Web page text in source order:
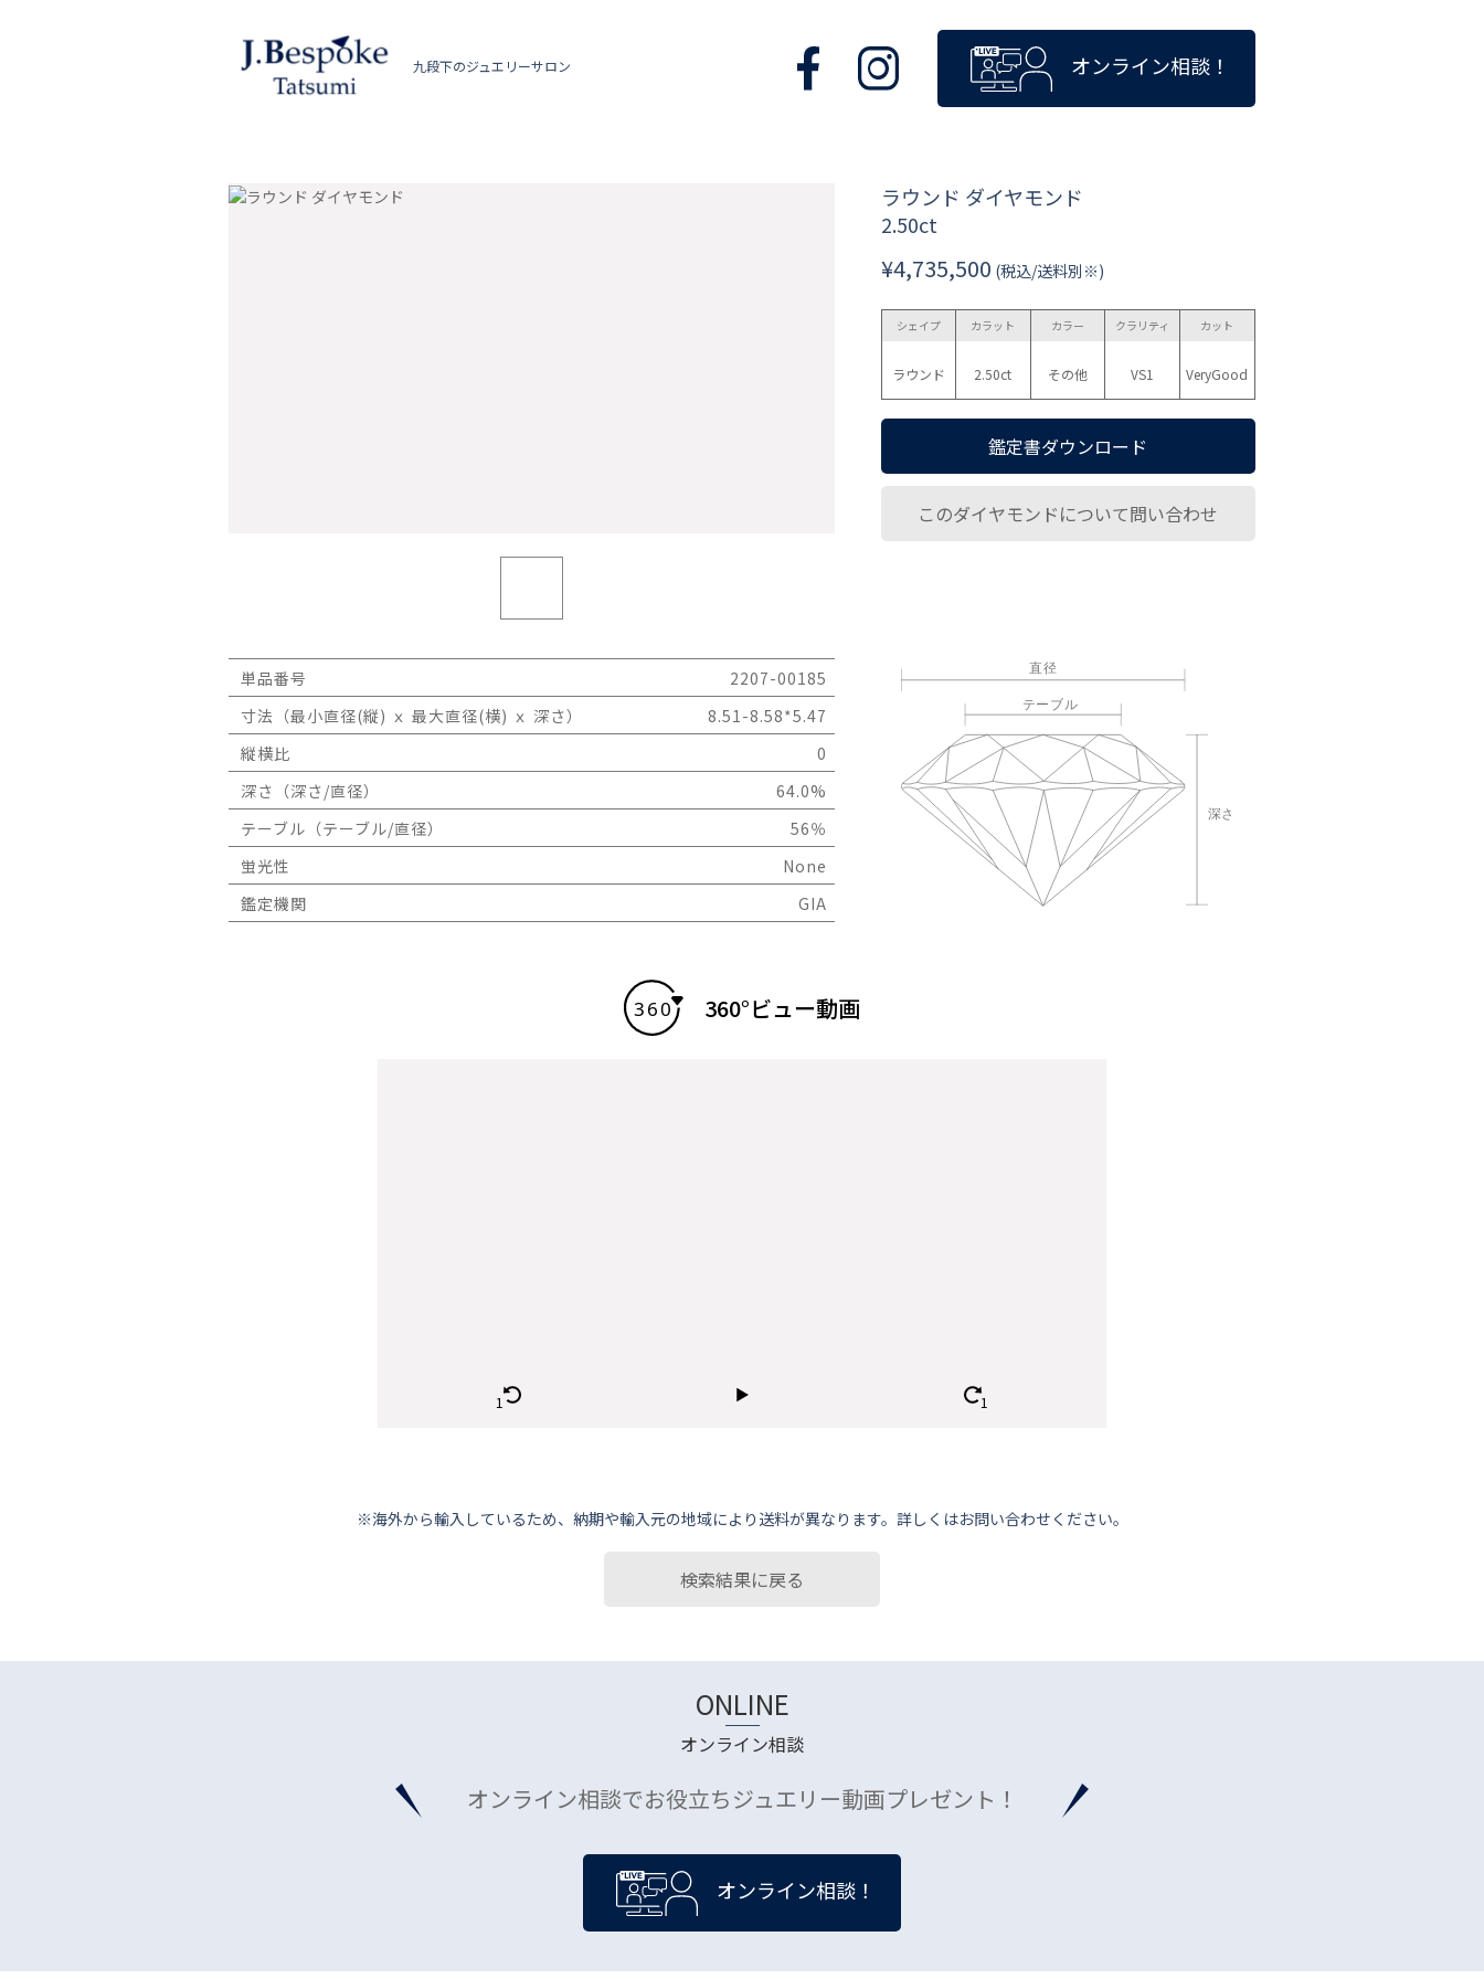
九段下のジュエリーサロン オンライン相談！
ラウンド ダイヤモンド
2.50ct
¥4,735,500 (税込/送料別※)
シェイプ
ラウンド
カラット
2.50ct
カラー
その他
クラリティ
VS1
カット
VeryGood
鑑定書ダウンロード
このダイヤモンドについて問い合わせ
単品番号
2207-00185
寸法（最小直径(縦) ｘ 最大直径(横) ｘ 深さ）
8.51-8.58*5.47
縦横比
0
深さ（深さ/直径）
64.0%
テーブル（テーブル/直径）
56％
蛍光性
None
鑑定機関
GIA
360°ビュー動画
※海外から輸⼊しているため、納期や輸⼊元の地域により送料が異なります。詳しくはお問い合わせください。
検索結果に戻る
ONLINE
オンライン相談
オンライン相談でお役立ちジュエリー動画プレゼント！
オンライン相談！